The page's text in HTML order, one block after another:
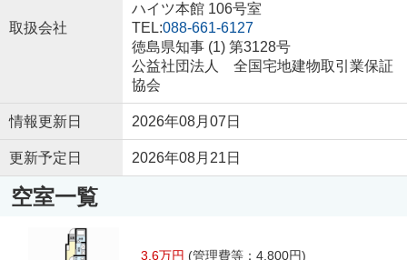
取扱会社
ハイツ本館 106号室
TEL:088-661-6127
徳島県知事 (1) 第3128号
公益社団法人 全国宅地建物取引業保証
協会
情報更新日 2026年08月07日
更新予定日 2026年08月21日
空室一覧
3.6万円 (管理費等：4,800円)